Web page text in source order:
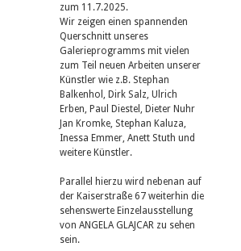
zum 11.7.2025.
Wir zeigen einen spannenden
Querschnitt unseres
Galerieprogramms mit vielen
zum Teil neuen Arbeiten unserer
Künstler wie z.B. Stephan
Balkenhol, Dirk Salz, Ulrich
Erben, Paul Diestel, Dieter Nuhr
Jan Kromke, Stephan Kaluza,
Inessa Emmer, Anett Stuth und
weitere Künstler.
Parallel hierzu wird nebenan auf
der Kaiserstraße 67 weiterhin die
sehenswerte Einzelausstellung
von ANGELA GLAJCAR zu sehen
sein.